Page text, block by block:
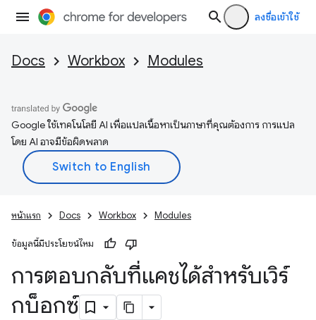
ลงชื่อเข้าใช้
Docs Workbox Modules
Google ใช้เทคโนโลยี AI เพื่อแปลเนื้อหาเป็นภาษาที่คุณต้องการ การแปล
โดย AI อาจมีข้อผิดพลาด
หน้าแรก Docs Workbox Modules
ข้อมูลนี้มีประโยชน์ไหม
การตอบกลับที่แคชได้สำหรับเวิร์
กบ็อกซ์